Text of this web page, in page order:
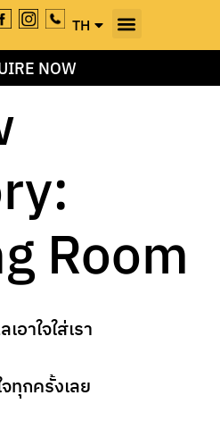
TH
EN
NOW
Room
อาใจใส่เรา
ทุกครั้งเลย